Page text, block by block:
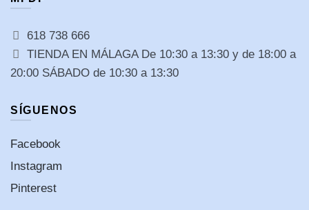
618 738 666
TIENDA EN MÁLAGA De 10:30 a 13:30 y de 18:00 a
20:00 SÁBADO de 10:30 a 13:30
SÍGUENOS
Facebook
Instagram
Pinterest